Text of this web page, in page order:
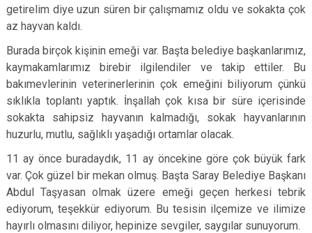
getirelim diye uzun süren bir çalışmamız oldu ve sokakta çok
az hayvan kaldı.
Burada birçok kişinin emeği var. Başta belediye başkanlarımız,
kaymakamlarımız birebir ilgilendiler ve takip ettiler. Bu
bakımevlerinin veterinerlerinin çok emeğini biliyorum çünkü
sıklıkla toplantı yaptık. İnşallah çok kısa bir süre içerisinde
sokakta sahipsiz hayvanın kalmadığı, sokak hayvanlarının
huzurlu, mutlu, sağlıklı yaşadığı ortamlar olacak.
11 ay önce buradaydık, 11 ay öncekine göre çok büyük fark
var. Çok güzel bir mekan olmuş. Başta Saray Belediye Başkanı
Abdul Taşyasan olmak üzere emeği geçen herkesi tebrik
ediyorum, teşekkür ediyorum. Bu tesisin ilçemize ve ilimize
hayırlı olmasını diliyor, hepinize sevgiler, saygılar sunuyorum.